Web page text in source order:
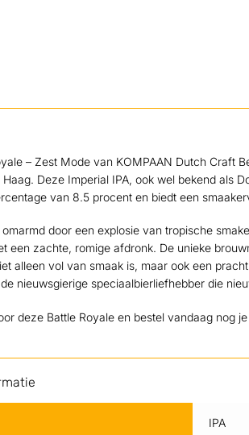
– Zest Mode van KOMPAAN Dutch Craft
Deze Imperial IPA, ook wel bekend als
van 8.5 procent en biedt een
door een explosie van tropische
een zachte, romige afdronk. De unieke
alleen vol van smaak is, maar ook een
nieuwsgierige speciaalbierliefhebber die
deze Battle Royale en bestel vandaag nog
IPA